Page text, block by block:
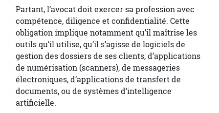
Partant, l’avocat doit exercer sa profession avec
compétence, diligence et confidentialité. Cette
obligation implique notamment qu’il maîtrise les
outils qu’il utilise, qu’il s’agisse de logiciels de
gestion des dossiers de ses clients, d’applications
de numérisation (scanners), de messageries
électroniques, d’applications de transfert de
documents, ou de systèmes d’intelligence
artificielle.